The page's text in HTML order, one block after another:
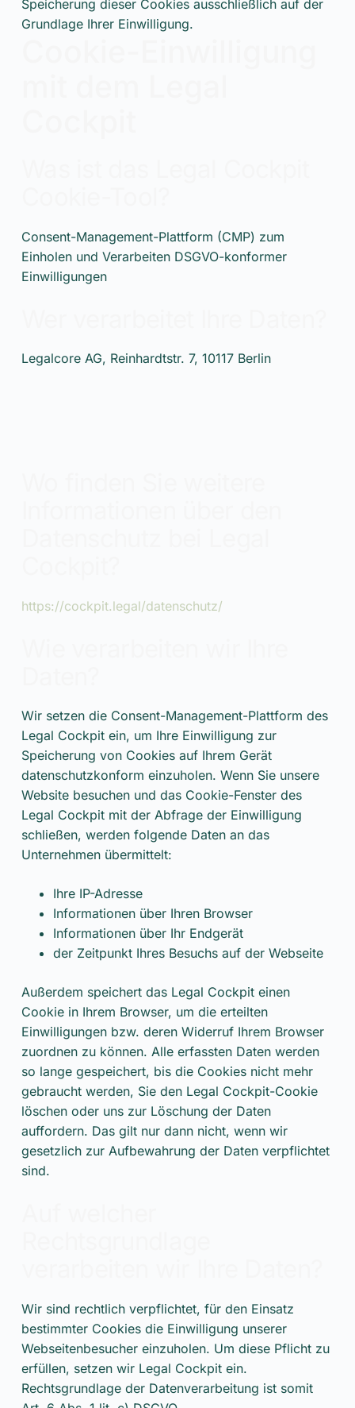
Speicherung dieser Cookies ausschließlich auf der
Grundlage Ihrer Einwilligung.
Consent-Management-Plattform (CMP) zum
Einholen und Verarbeiten DSGVO-konformer
Einwilligungen
Legalcore AG, Reinhardtstr. 7, 10117 Berlin
https://cockpit.legal/datenschutz/
Wir setzen die Consent-Management-Plattform des
Legal Cockpit ein, um Ihre Einwilligung zur
Speicherung von Cookies auf Ihrem Gerät
datenschutzkonform einzuholen. Wenn Sie unsere
Website besuchen und das Cookie-Fenster des
Legal Cockpit mit der Abfrage der Einwilligung
schließen, werden folgende Daten an das
Unternehmen übermittelt:
Ihre IP-Adresse
Informationen über Ihren Browser
Informationen über Ihr Endgerät
der Zeitpunkt Ihres Besuchs auf der Webseite
Außerdem speichert das Legal Cockpit einen
Cookie in Ihrem Browser, um die erteilten
Einwilligungen bzw. deren Widerruf Ihrem Browser
zuordnen zu können. Alle erfassten Daten werden
so lange gespeichert, bis die Cookies nicht mehr
gebraucht werden, Sie den Legal Cockpit-Cookie
löschen oder uns zur Löschung der Daten
auffordern. Das gilt nur dann nicht, wenn wir
gesetzlich zur Aufbewahrung der Daten verpflichtet
sind.
Wir sind rechtlich verpflichtet, für den Einsatz
bestimmter Cookies die Einwilligung unserer
Webseitenbesucher einzuholen. Um diese Pflicht zu
erfüllen, setzen wir Legal Cockpit ein.
Rechtsgrundlage der Datenverarbeitung ist somit